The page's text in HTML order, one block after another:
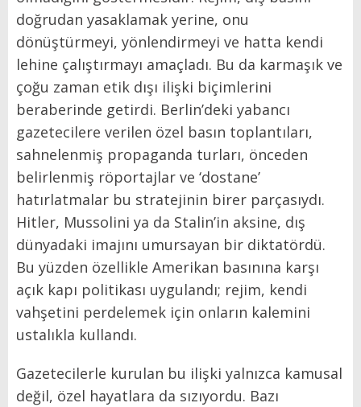
doğrudan yasaklamak yerine, onu
dönüştürmeyi, yönlendirmeyi ve hatta kendi
lehine çalıştırmayı amaçladı. Bu da karmaşık ve
çoğu zaman etik dışı ilişki biçimlerini
beraberinde getirdi. Berlin’deki yabancı
gazetecilere verilen özel basın toplantıları,
sahnelenmiş propaganda turları, önceden
belirlenmiş röportajlar ve ‘dostane’
hatırlatmalar bu stratejinin birer parçasıydı.
Hitler, Mussolini ya da Stalin’in aksine, dış
dünyadaki imajını umursayan bir diktatördü.
Bu yüzden özellikle Amerikan basınına karşı
açık kapı politikası uygulandı; rejim, kendi
vahşetini perdelemek için onların kalemini
ustalıkla kullandı.
Gazetecilerle kurulan bu ilişki yalnızca kamusal
değil, özel hayatlara da sızıyordu. Bazı